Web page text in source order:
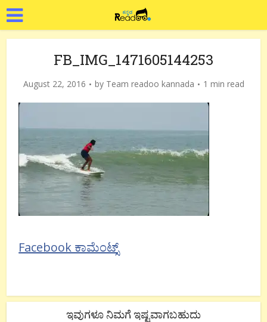
FB_IMG_1471605144253
August 22, 2016 by Team readoo kannada 1 min read
Facebook ಕಾಮೆಂಟ್ಸ್
ಇವುಗಳೂ ನಿಮಗೆ ಇಷ್ಟವಾಗಬಹುದು